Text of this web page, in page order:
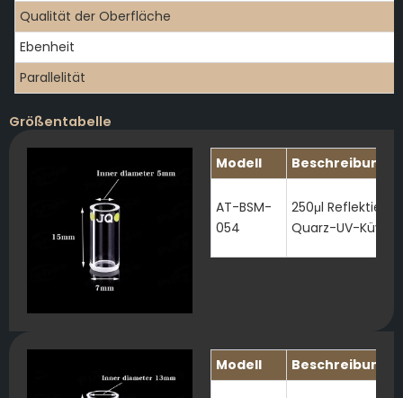
Qualität der Oberfläche
Ebenheit
Parallelität
Größentabelle
Modell Beschreibung
AT-BSM-
054
250μl
Quarz-UV-
Modell Beschreibung